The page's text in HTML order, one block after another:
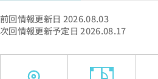
前回情報更新日 2026.08.03
次回情報更新予定日 2026.08.17